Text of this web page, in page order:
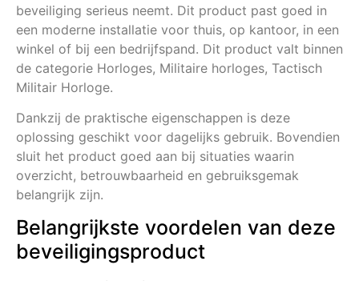
beveiliging serieus neemt. Dit product past goed in
een moderne installatie voor thuis, op kantoor, in een
winkel of bij een bedrijfspand. Dit product valt binnen
de categorie Horloges, Militaire horloges, Tactisch
Militair Horloge.
Dankzij de praktische eigenschappen is deze
oplossing geschikt voor dagelijks gebruik. Bovendien
sluit het product goed aan bij situaties waarin
overzicht, betrouwbaarheid en gebruiksgemak
belangrijk zijn.
Belangrijkste voordelen van deze
beveiligingsproduct